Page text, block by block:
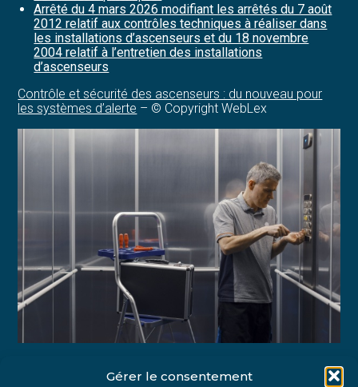
Gérer le consentement
Arrêté du 4 mars 2026 modifiant les arrêtés du 7 août
2012 relatif aux contrôles techniques à réaliser dans
les installations d’ascenseurs et du 18 novembre
2004 relatif à l’entretien des installations
d’ascenseurs
Contrôle et sécurité des ascenseurs : du nouveau pour
les systèmes d’alerte – © Copyright WebLex